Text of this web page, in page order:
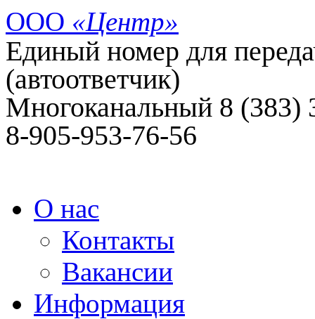
ООО «Центр»
Единый номер для
(автоответчик)
Многоканальный 8
8-905-953-76-56
О нас
Контакты
Вакансии
Информация